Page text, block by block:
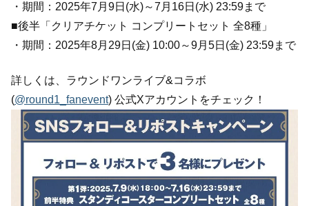
・期間：2025年7月9日(水)～7月16日(水) 23:59まで
■後半「クリアチケット コンプリートセット 全8種」
・期間：2025年8月29日(金) 10:00～9月5日(金) 23:59まで
詳しくは、ラウンドワンライブ&コラボ
(@round1_fanevent) 公式Xアカウントをチェック！